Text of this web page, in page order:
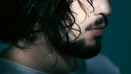
SECHS
MONOLOGE
AUS
JEDERMANN